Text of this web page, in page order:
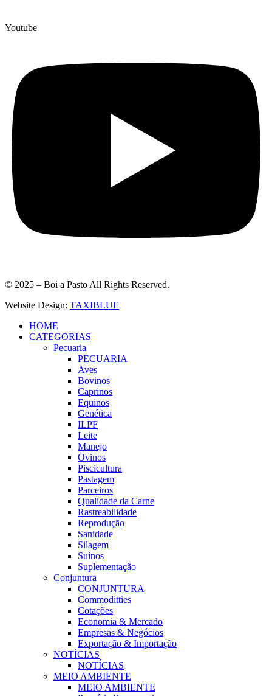
Youtube
© 2025 – Boi a Pasto All Rights Reserved.
Website Design: TAXIBLUE
HOME
CATEGORIAS
Pecuaria
PECUARIA
Aves
Bovinos
Caprinos
Equinos
Genética
ILPF
Leite
Manejo
Ovinos
Piscicultura
Pastagem
Parceiros
Qualidade da Carne
Rastreabilidade
Reprodução
Sanidade
Silagem
Suínos
Suplementação
Conjuntura
CONJUNTURA
Commoditties
Cotações
Economia & Mercado
Empresas & Negócios
Exportação & Importação
NOTÍCIAS
NOTÍCIAS
MEIO AMBIENTE
MEIO AMBIENTE